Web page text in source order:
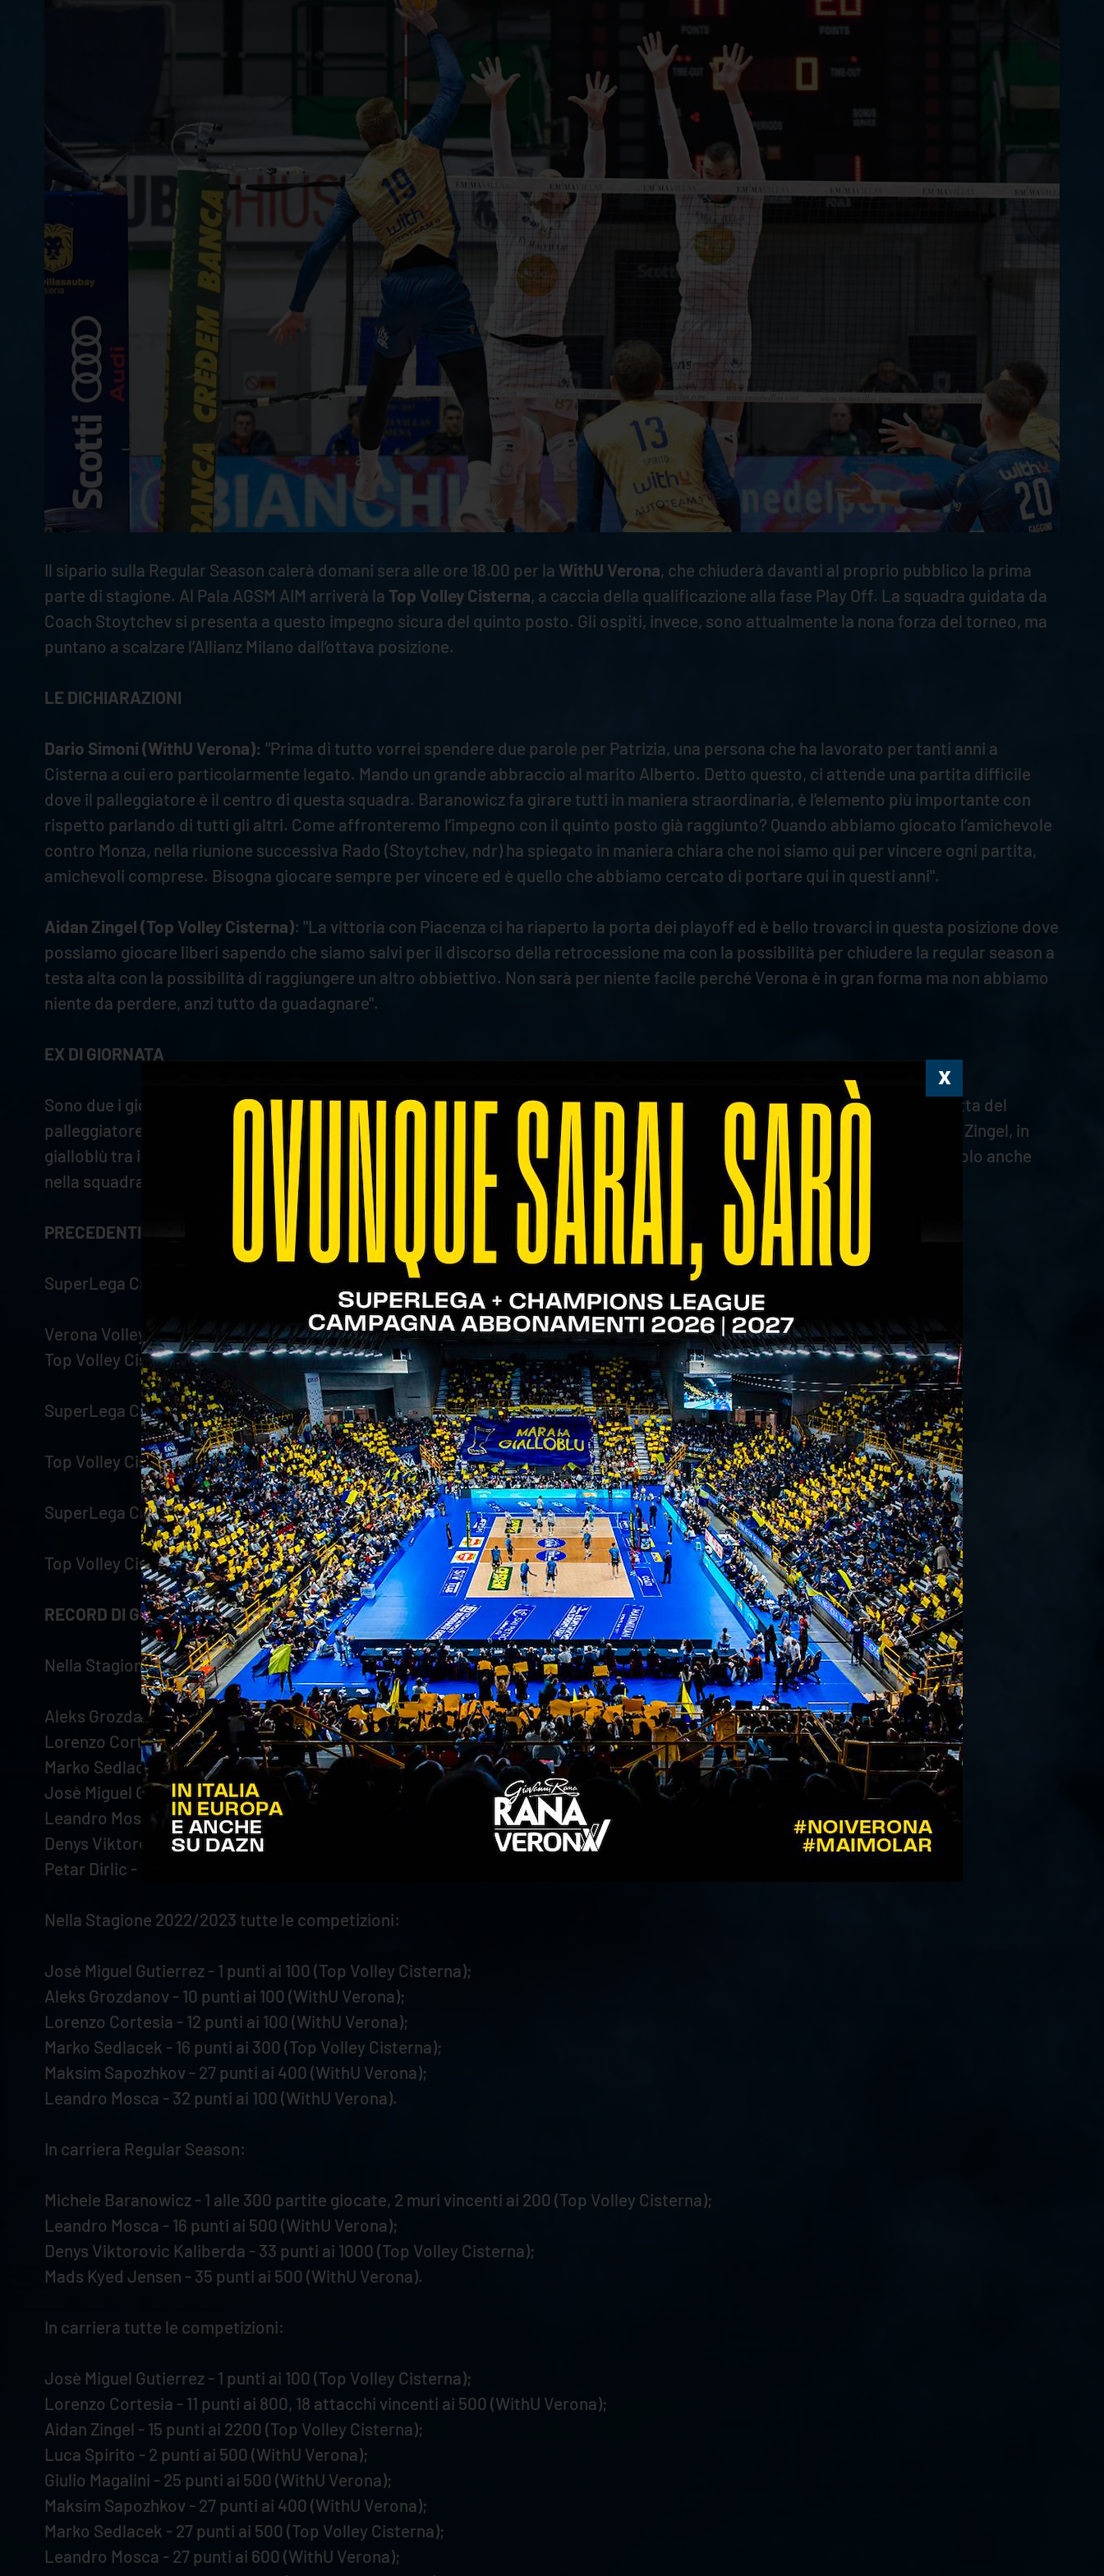
Il sipario sulla Regular Season calerà domani sera alle ore 18.00 per la WithU Verona, che chiuderà davanti al proprio pubblico la prima
parte di stagione. Al Pala AGSM AIM arriverà la Top Volley Cisterna, a caccia della qualificazione alla fase Play Off. La squadra guidata da
Coach Stoytchev si presenta a questo impegno sicura del quinto posto. Gli ospiti, invece, sono attualmente la nona forza del torneo, ma
puntano a scalzare l’Allianz Milano dall’ottava posizione.
LE DICHIARAZIONI
Dario Simoni (WithU Verona): "Prima di tutto vorrei spendere due parole per Patrizia, una persona che ha lavorato per tanti anni a
Cisterna a cui ero particolarmente legato. Mando un grande abbraccio al marito Alberto. Detto questo, ci attende una partita difficile
dove il palleggiatore è il centro di questa squadra. Baranowicz fa girare tutti in maniera straordinaria, è l’elemento più importante con
rispetto parlando di tutti gli altri. Come affronteremo l’impegno con il quinto posto già raggiunto? Quando abbiamo giocato l’amichevole
contro Monza, nella riunione successiva Rado (Stoytchev, ndr) ha spiegato in maniera chiara che noi siamo qui per vincere ogni partita,
amichevoli comprese. Bisogna giocare sempre per vincere ed è quello che abbiamo cercato di portare qui in questi anni".
Aidan Zingel (Top Volley Cisterna): "La vittoria con Piacenza ci ha riaperto la porta dei playoff ed è bello trovarci in questa posizione dove
possiamo giocare liberi sapendo che siamo salvi per il discorso della retrocessione ma con la possibilità per chiudere la regular season a
testa alta con la possibilità di raggiungere un altro obbiettivo. Non sarà per niente facile perché Verona è in gran forma ma non abbiamo
niente da perdere, anzi tutto da guadagnare".
EX DI GIORNATA
Sono due i giocatori ad aver vestito le maglie sia di Verona che di Cisterna, entrambi tra le file della formazione laziale. Si tratta del
palleggiatore Michele Baranowicz, che ha abitato le mura scaligere nelle stagioni 2015/2016 e 2016/2017, e del centrale Aidan Zingel, in
gialloblù tra il 2010 e il 2017 e nell’annata 2020/2021. Inoltre, il viceallenatore veronese Dario Simoni ha ricoperto lo stesso ruolo anche
nella squadra pontina tra il 2011 e il 2014, diventando primo allenatore nella seconda parte della stagione 2013/2014.
PRECEDENTI
SuperLega Credem Banca 2021/2022 – Regular Season
Verona Volley – Top Volley Cisterna 1-3 (20-25; 27-29; 25-19; 21-25)
Top Volley Cisterna – Verona Volley 1-3 (25-23; 20-25; 23-25; 21-25)
SuperLega Credem Banca 2021/2022 – Play Off 5° Posto
Top Volley Cisterna – Verona Volley 2-3 (24-26; 25-16; 22-25; 25-20; 17-19)
SuperLega Credem Banca 2022/2023 – Regular Season
Top Volley Cisterna – WithU Verona 2-3 (13-25; 25-23; 25-20; 20-25; 13-15)
RECORD DI GIORNATA
Nella Stagione 2022/2023 Regular Season:
Aleks Grozdanov - 11 punti ai 100 (WithU Verona);
Lorenzo Cortesia - 16 punti ai 100 (WithU Verona);
Marko Sedlacek - 18 punti ai 300 (Top Volley Cisterna);
Josè Miguel Gutierrez - 2 punti ai 100 (Top Volley Cisterna);
Leandro Mosca - 37 punti ai 100 (WithU Verona);
Denys Viktorovic Kaliberda - 6 punti ai 100 (Top Volley Cisterna);
Petar Dirlic - 6 punti ai 400 (Top Volley Cisterna).
Nella Stagione 2022/2023 tutte le competizioni:
Josè Miguel Gutierrez - 1 punti ai 100 (Top Volley Cisterna);
Aleks Grozdanov - 10 punti ai 100 (WithU Verona);
Lorenzo Cortesia - 12 punti ai 100 (WithU Verona);
Marko Sedlacek - 16 punti ai 300 (Top Volley Cisterna);
Maksim Sapozhkov - 27 punti ai 400 (WithU Verona);
Leandro Mosca - 32 punti ai 100 (WithU Verona).
In carriera Regular Season:
Michele Baranowicz - 1 alle 300 partite giocate, 2 muri vincenti ai 200 (Top Volley Cisterna);
Leandro Mosca - 16 punti ai 500 (WithU Verona);
Denys Viktorovic Kaliberda - 33 punti ai 1000 (Top Volley Cisterna);
Mads Kyed Jensen - 35 punti ai 500 (WithU Verona).
In carriera tutte le competizioni:
Josè Miguel Gutierrez - 1 punti ai 100 (Top Volley Cisterna);
Lorenzo Cortesia - 11 punti ai 800, 18 attacchi vincenti ai 500 (WithU Verona);
Aidan Zingel - 15 punti ai 2200 (Top Volley Cisterna);
Luca Spirito - 2 punti ai 500 (WithU Verona);
Giulio Magalini - 25 punti ai 500 (WithU Verona);
Maksim Sapozhkov - 27 punti ai 400 (WithU Verona);
Marko Sedlacek - 27 punti ai 500 (Top Volley Cisterna);
Leandro Mosca - 27 punti ai 600 (WithU Verona);